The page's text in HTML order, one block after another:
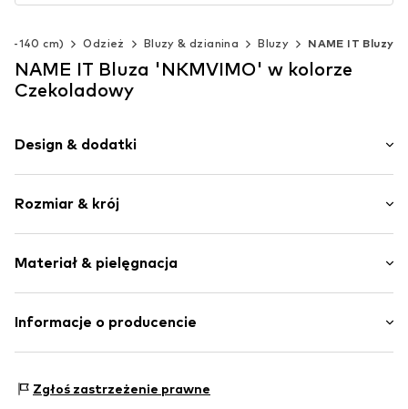
140 cm) Odzież Bluzy & dzianina Bluzy NAME IT Bluzy
NAME IT Bluza 'NKMVIMO' w kolorze
Czekoladowy
Design & dodatki
Dres
Okrągły dekolt
Kołnierz ze ściągaczem
Naszywka z logo
Nr artykułu NAI9mgn008000005
Rozmiar & krój
Długość: Długość normalna
Krój: Normalny krój
Materiał & pielęgnacja
Materiał: 60% Bawełna, 40% Poliester - PES
Informacje o producencie
22457 Hamburg
Zgłoś zastrzeżenie prawne